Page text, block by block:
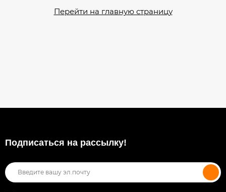
Перейти на главную страницу
Подписаться на рассылкy!